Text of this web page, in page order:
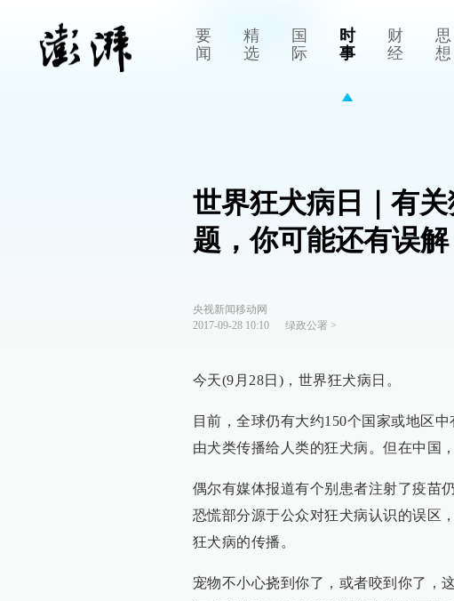
要
闻
精
选
国
际
时
事
财
经
思
想
世界狂犬病日｜有
题，你可能还有误解
央视新闻移动网
2017-09-28 10:10
绿政公署 >
今天(9月28日)，世界狂犬病日。
目前，全球仍有大约150个国家或地区
由犬类传播给人类的狂犬病。但在中国
偶尔有媒体报道有个别患者注射了疫苗
恐慌部分源于公众对狂犬病认识的误区
狂犬病的传播。
宠物不小心挠到你了，或者咬到你了，